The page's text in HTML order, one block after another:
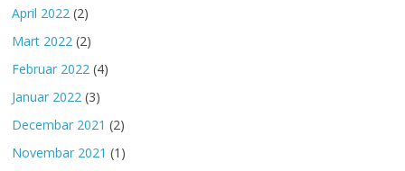
April 2022 (2)
Mart 2022 (2)
Februar 2022 (4)
Januar 2022 (3)
Decembar 2021 (2)
Novembar 2021 (1)